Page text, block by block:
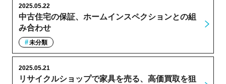
中古住宅の保証、ホームインスペクションとの組
み合わせ
2025.05.22
未分類
リサイクルショップで家具を売る、高価買取を狙
2025.05.21